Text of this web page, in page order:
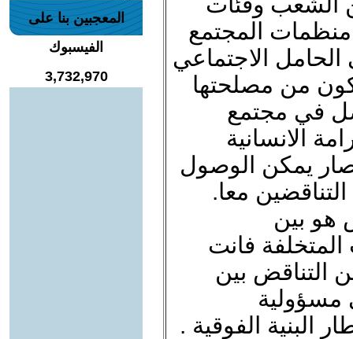
المجتمع
الحامل الاجتماعي
من مصلحتها
في مجتمع
الانسانية
يمكن الوصول
معا.
هو بين
فانت
التناقض بين
مسؤولية
البنية الفوقية .
المعجبين بنا على
الفيسبوك
3,732,970